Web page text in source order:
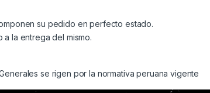
su pedido en perfecto estado.
la entrega del mismo.
se rigen por la normativa peruana vigente